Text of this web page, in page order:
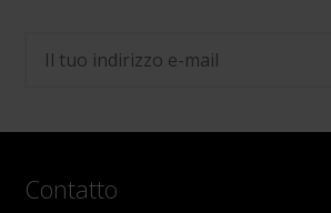
Contatto